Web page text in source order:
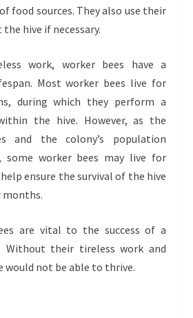
food sources. They also use their
hive if necessary.
work, worker bees have a
Most worker bees live for
during which they perform a
the hive. However, as the
and the colony’s population
some worker bees may live for
ensure the survival of the hive
months.
are vital to the success of a
Without their tireless work and
would not be able to thrive.